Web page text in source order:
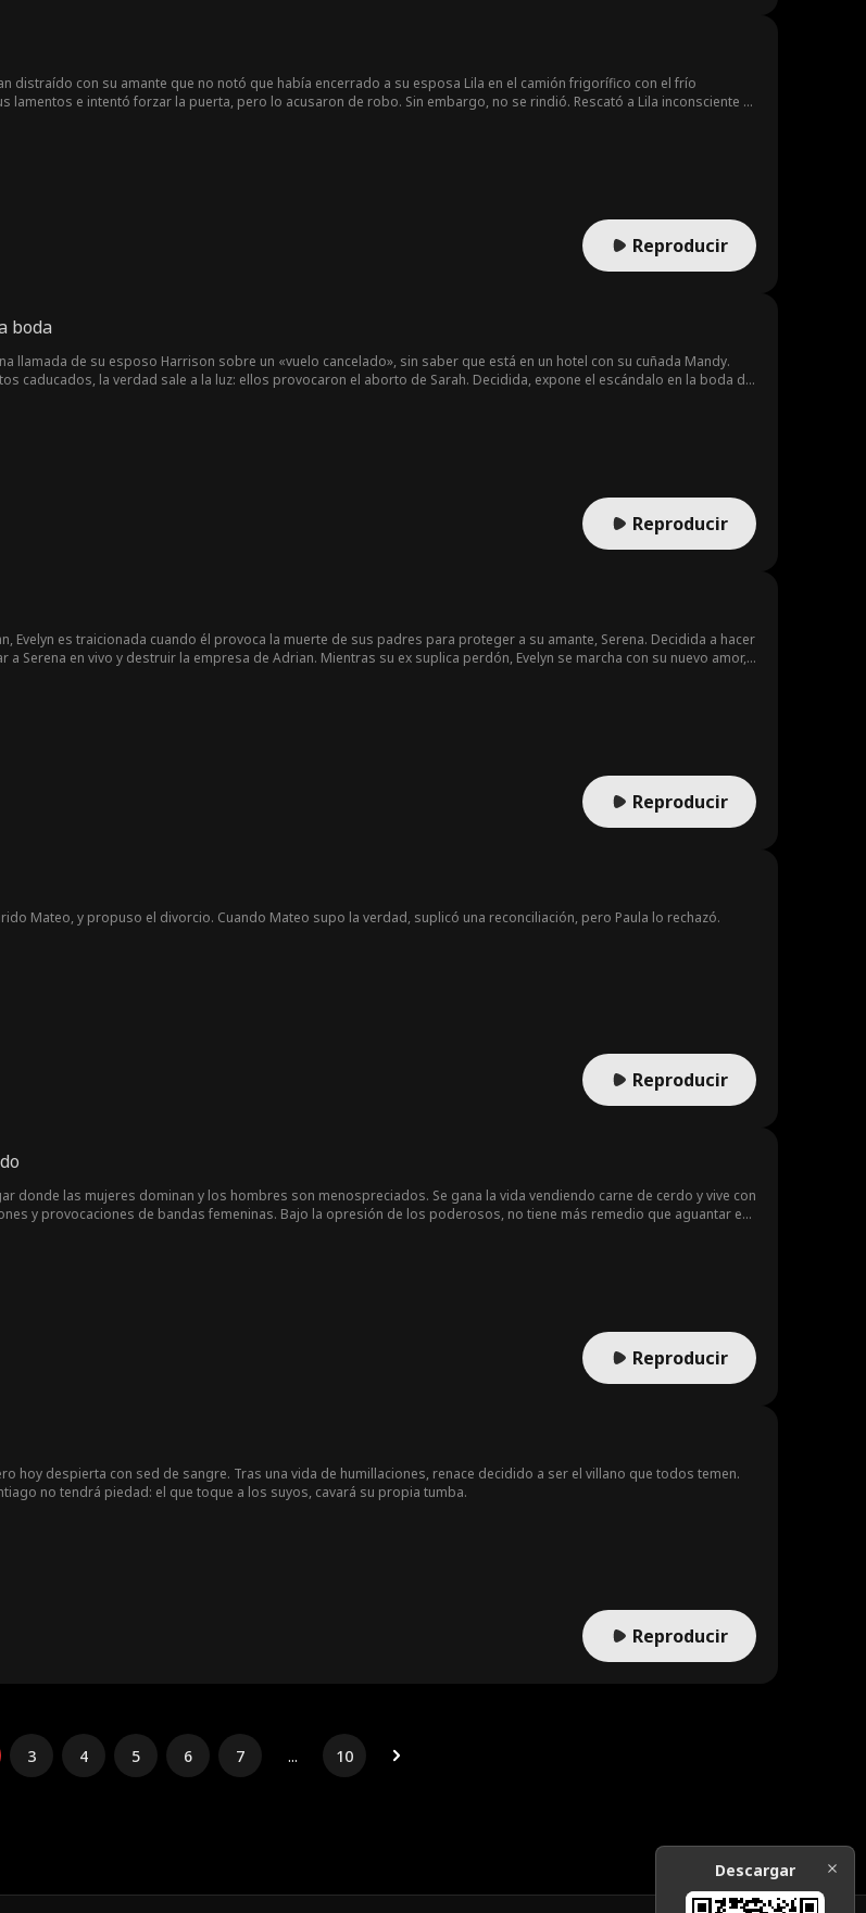
distraído con su amante que no notó que había encerrado a su esposa Lila en el camión frigorífico con el frío
lamentos e intentó forzar la puerta, pero lo acusaron de robo. Sin embargo, no se rindió. Rescató a Lila inconsciente y
Reproducir
boda
llamada de su esposo Harrison sobre un «vuelo cancelado», sin saber que está en un hotel con su cuñada Mandy.
caducados, la verdad sale a la luz: ellos provocaron el aborto de Sarah. Decidida, expone el escándalo en la boda de
Reproducir
Evelyn es traicionada cuando él provoca la muerte de sus padres para proteger a su amante, Serena. Decidida a hacer
a Serena en vivo y destruir la empresa de Adrian. Mientras su ex suplica perdón, Evelyn se marcha con su nuevo amor,
Reproducir
Mateo, y propuso el divorcio. Cuando Mateo supo la verdad, suplicó una reconciliación, pero Paula lo rechazó.
Reproducir
donde las mujeres dominan y los hombres son menospreciados. Se gana la vida vendiendo carne de cerdo y vive con
y provocaciones de bandas femeninas. Bajo la opresión de los poderosos, no tiene más remedio que aguantar en
Reproducir
hoy despierta con sed de sangre. Tras una vida de humillaciones, renace decidido a ser el villano que todos temen.
no tendrá piedad: el que toque a los suyos, cavará su propia tumba.
Reproducir
3 4 5 6 7 ... 10
Descargar